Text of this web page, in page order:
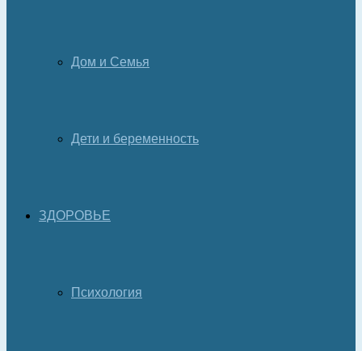
Дом и Семья
Дети и беременность
ЗДОРОВЬЕ
Психология